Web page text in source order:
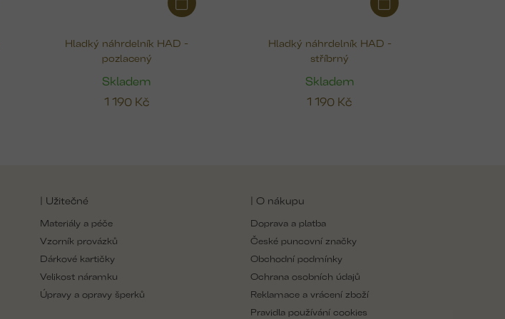
Hladký náhrdelník HAD -
pozlacený
Skladem
1 190 Kč
Hladký náhrdelník HAD -
stříbrný
Skladem
1 190 Kč
| Užitečné
Materiály a péče
Vzorník provázků
Dárkové kartičky
Velikost náramku
Úpravy a opravy šperků
| O nákupu
Doprava a platba
České puncovní značky
Obchodní podmínky
Ochrana osobních údajů
Reklamace a vrácení zboží
Pravidla používání cookies